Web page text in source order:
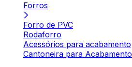
Forros
Forro de PVC
Rodaforro
Acessórios para acabamento
Cantoneira para Acabamento